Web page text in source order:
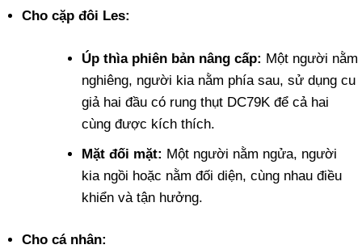
Cho cặp đôi Les:
Úp thìa phiên bản nâng cấp: Một người nằm
nghiêng, người kia nằm phía sau, sử dụng cu
giả hai đầu có rung thụt DC79K để cả hai
cùng được kích thích.
Mặt đối mặt: Một người nằm ngửa, người
kia ngồi hoặc nằm đối diện, cùng nhau điều
khiển và tận hưởng.
Cho cá nhân: